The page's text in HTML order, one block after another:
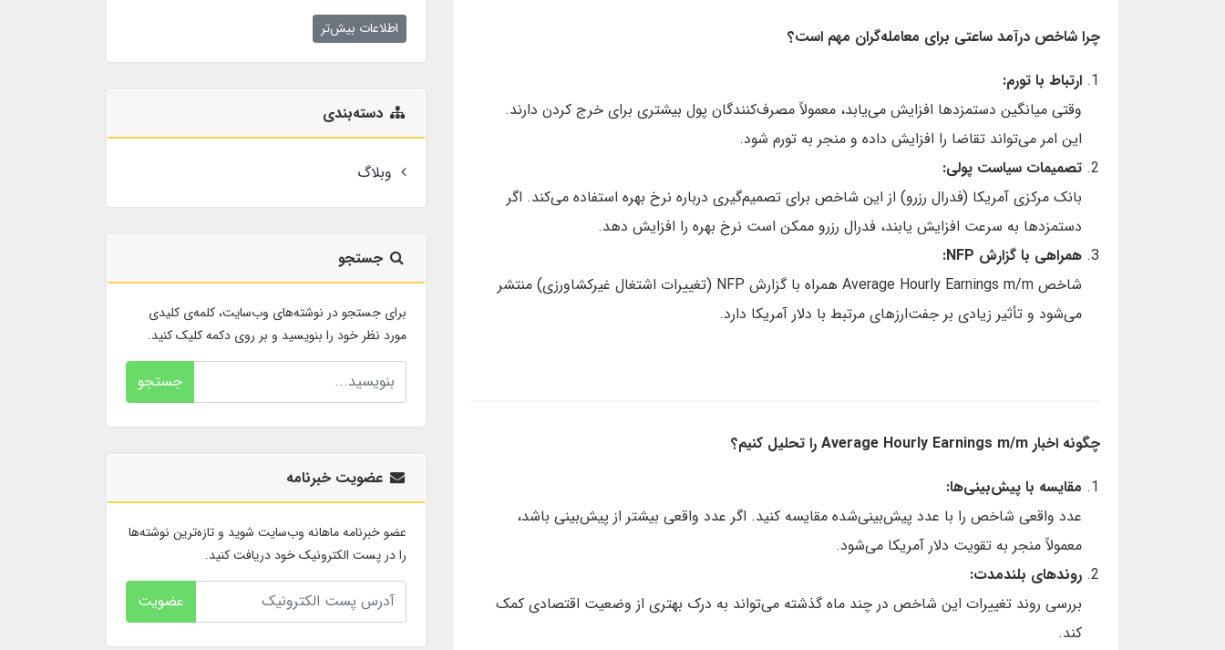
چرا شاخص درآمد ساعتی برای معامله‌گران مهم است؟
ارتباط با تورم:
وقتی میانگین دستمزدها افزایش می‌یابد، معمولاً مصرف‌کنندگان پول بیشتری برای خرج کردن دارند.
این امر می‌تواند تقاضا را افزایش داده و منجر به تورم شود.
تصمیمات سیاست پولی:
بانک مرکزی آمریکا (فدرال رزرو) از این شاخص برای تصمیم‌گیری درباره نرخ بهره استفاده می‌کند. اگر
دستمزدها به سرعت افزایش یابند، فدرال رزرو ممکن است نرخ بهره را افزایش دهد.
همراهی با گزارش NFP:
شاخص Average Hourly Earnings m/m همراه با گزارش NFP (تغییرات اشتغال غیرکشاورزی) منتشر
می‌شود و تأثیر زیادی بر جفت‌ارزهای مرتبط با دلار آمریکا دارد.
چگونه اخبار Average Hourly Earnings m/m را تحلیل کنیم؟
مقایسه با پیش‌بینی‌ها:
عدد واقعی شاخص را با عدد پیش‌بینی‌شده مقایسه کنید. اگر عدد واقعی بیشتر از پیش‌بینی باشد،
معمولاً منجر به تقویت دلار آمریکا می‌شود.
روندهای بلندمدت:
بررسی روند تغییرات این شاخص در چند ماه گذشته می‌تواند به درک بهتری از وضعیت اقتصادی کمک
کند.
اطلاعات بیش‌تر
دسته‌بندی
وبلاگ
جستجو
برای جستجو در نوشته‌های وب‌سایت، کلمه‌ی کلیدی
مورد نظر خود را بنویسید و بر روی دکمه کلیک کنید.
جستجو
عضویت خبرنامه
عضو خبرنامه ماهانه وب‌سایت شوید و تازه‌ترین نوشته‌ها
را در پست الکترونیک خود دریافت کنید.
عضویت